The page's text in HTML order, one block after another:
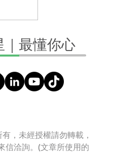
不用相機也能拍線上課？5個
螢幕錄影軟體推薦
｜最懂你心
，未經授權請勿轉載，
信洽詢。(文章所使用的